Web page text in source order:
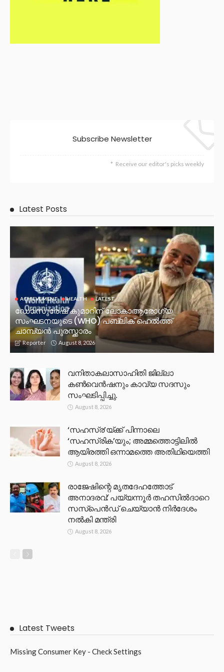
Subscribe Newsletter
Receive our editor's picks weekly
Latest Posts
ACHIEVEMENT HEALTH LATEST
ഡോ.സുരേഷ് കുമാറിന് ലോകാആരോഗ്യ
സംഘടനയുടെ (WHO) പബ്ലിക് ഹെൽത്ത്
ചാമ്പ്യൻ പുരസ്ക്കാരം
Reporter August 8, 2026
വനിതാകലാസാഹിതി ജില്ലാ
കൺവെൻഷനും കാവ്യ സദസും
സംഘടിപ്പിച്ചു.
August 8, 2026
‘സഹസ്ര’യ്ക്ക് പിന്നാലെ
‘സഹസ്രിക’യും; അമ്മത്തൊട്ടിലിൽ
ആയിരത്തി ഒന്നാമത്തെ അതിഥിയെത്തി
August 8, 2026
രാജേഷിന്റെ മൃതദേഹത്തോട്
അനാദരവ്: പയ്യന്നൂർ തഹസിൽദാറെ
സസ്പെൻഡ് ചെയ്യാൻ നിർദേശം
നൽകി മന്ത്രി
August 8, 2026
Latest Tweets
Missing Consumer Key - Check Settings